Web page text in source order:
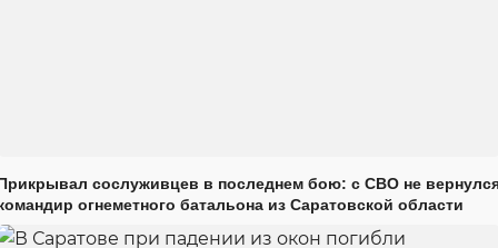
сослуживцев в последнем бою: с СВО не
огнеметного батальона из Саратовской области